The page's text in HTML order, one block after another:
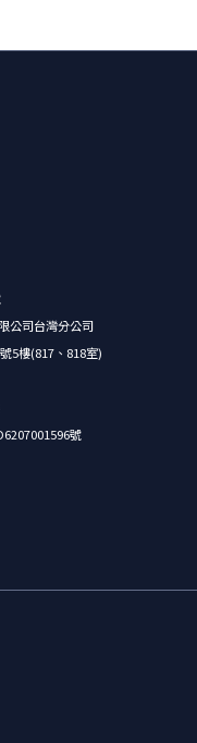
公司台灣分公司
5樓(817、818室)
號